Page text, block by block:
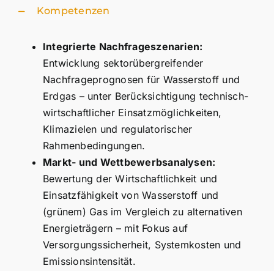
Kompetenzen
Integrierte Nachfrageszenarien:
Entwicklung sektorübergreifender
Nachfrageprognosen für Wasserstoff und
Erdgas – unter Berücksichtigung technisch-
wirtschaftlicher Einsatzmöglichkeiten,
Klimazielen und regulatorischer
Rahmenbedingungen.
Markt- und Wettbewerbsanalysen:
Bewertung der Wirtschaftlichkeit und
Einsatzfähigkeit von Wasserstoff und
(grünem) Gas im Vergleich zu alternativen
Energieträgern – mit Fokus auf
Versorgungssicherheit, Systemkosten und
Emissionsintensität.